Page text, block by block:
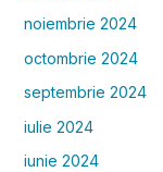
noiembrie 2024
octombrie 2024
septembrie 2024
iulie 2024
iunie 2024